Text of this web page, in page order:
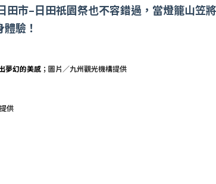
市–日田祇園祭也不容錯過，當燈籠山笠
驗！
夢幻的美感 ；圖片／九州觀光機構提供
供